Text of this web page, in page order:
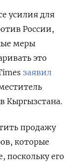
усилия для
России,
меры
это
заявил
Кыргызстана.
продажу
которые
поскольку его